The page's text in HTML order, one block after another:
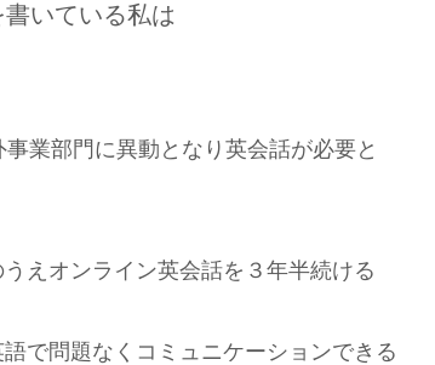
いている私は
事業部門に異動となり英会話が必要と
えオンライン英会話を３年半続ける
で問題なくコミュニケーションできる